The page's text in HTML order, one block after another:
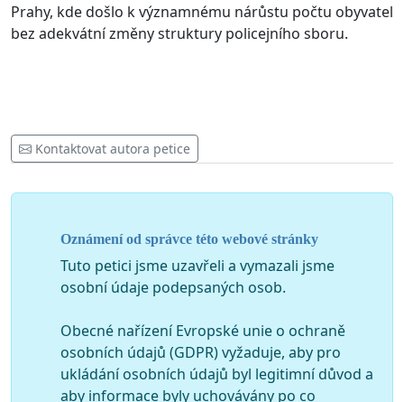
Prahy, kde došlo k významnému nárůstu počtu obyvatel
bez adekvátní změny struktury policejního sboru.
Kontaktovat autora petice
Oznámení od správce této webové stránky
Tuto petici jsme uzavřeli a vymazali jsme
osobní údaje podepsaných osob.
Obecné nařízení Evropské unie o ochraně
osobních údajů (GDPR) vyžaduje, aby pro
ukládání osobních údajů byl legitimní důvod a
aby informace byly uchovávány po co